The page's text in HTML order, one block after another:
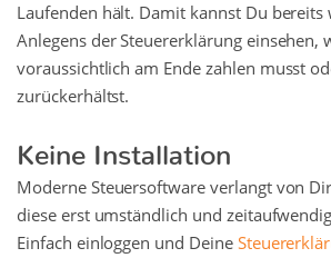
Laufenden hält. Damit kannst Du bereits
Anlegens der Steuererklärung einsehen,
voraussichtlich am Ende zahlen musst
zurückerhältst.
Keine Installation
Moderne Steuersoftware verlangt von
diese erst umständlich und
Einfach einloggen und Deine